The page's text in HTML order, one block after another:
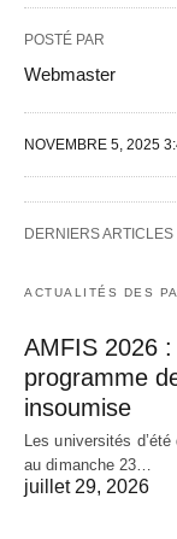
POSTÉ PAR
Webmaster
NOVEMBRE 5, 2025
DERNIERS ARTICLES
ACTUALITÉS DES
AMFIS 2026
programme
insoumise
Les universités
au dimanche 23…
juillet 29, 2026